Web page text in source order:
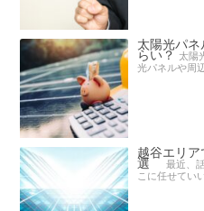
太陽光パネ
らい？ 太陽
光パネルや周
越谷エリ
選 最近、
こに任せてい